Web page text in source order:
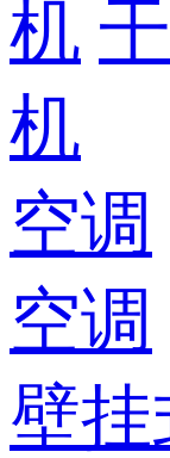
机
机
空调
空调
壁挂